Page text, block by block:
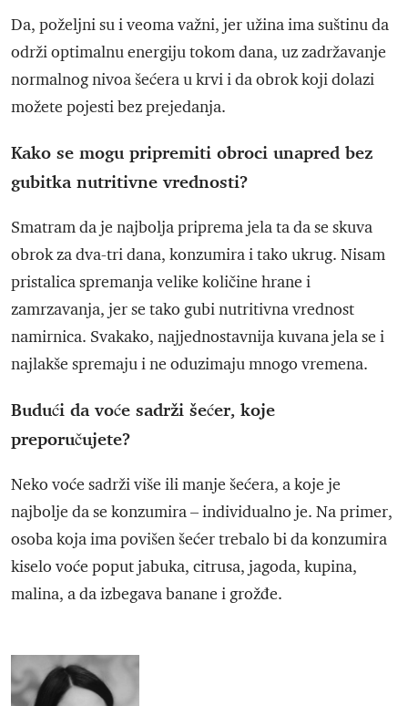
Da, poželjni su i veoma važni, jer užina ima suštinu da
održi optimalnu energiju tokom dana, uz zadržavanje
normalnog nivoa šećera u krvi i da obrok koji dolazi
možete pojesti bez prejedanja.
Kako se mogu pripremiti obroci unapred bez
gubitka nutritivne vrednosti?
Smatram da je najbolja priprema jela ta da se skuva
obrok za dva-tri dana, konzumira i tako ukrug. Nisam
pristalica spremanja velike količine hrane i
zamrzavanja, jer se tako gubi nutritivna vrednost
namirnica. Svakako, najjednostavnija kuvana jela se i
najlakše spremaju i ne oduzimaju mnogo vremena.
Budući da voće sadrži šećer, koje
preporučujete?
Neko voće sadrži više ili manje šećera, a koje je
najbolje da se konzumira – individualno je. Na primer,
osoba koja ima povišen šećer trebalo bi da konzumira
kiselo voće poput jabuka, citrusa, jagoda, kupina,
malina, a da izbegava banane i grožđe.